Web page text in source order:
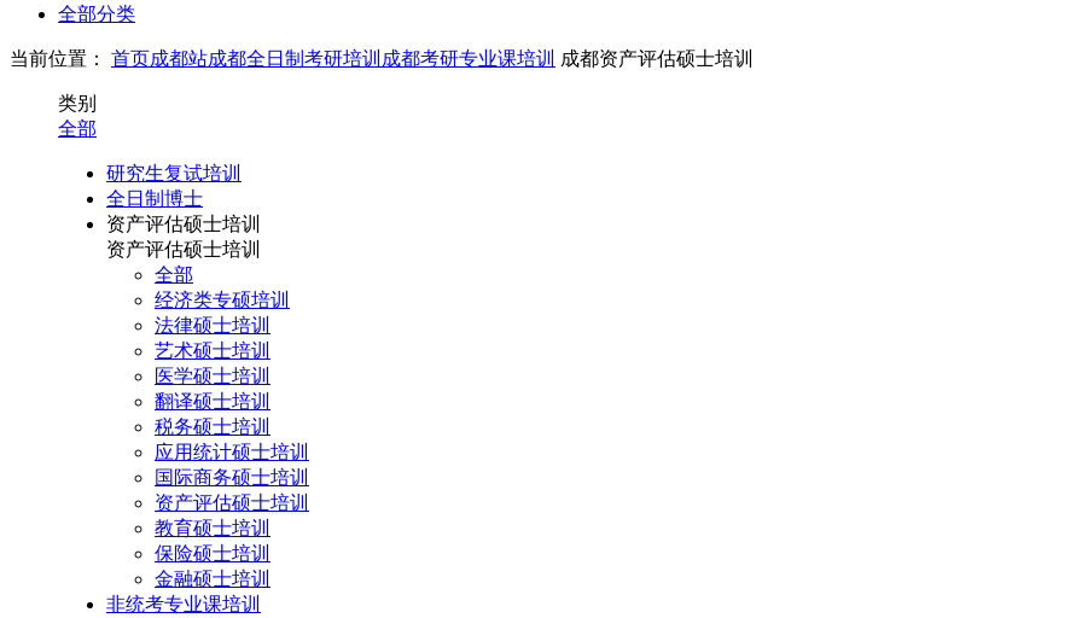
全部分类
当前位置： 首页成都站成都全日制考研培训 成都考研专业课培训 成都资产评估硕士培训
类别
全部
研究生复试培训
全日制博士
资产评估硕士培训
资产评估硕士培训
全部
经济类专硕培训
法律硕士培训
艺术硕士培训
医学硕士培训
翻译硕士培训
税务硕士培训
应用统计硕士培训
国际商务硕士培训
资产评估硕士培训
教育硕士培训
保险硕士培训
金融硕士培训
非统考专业课培训